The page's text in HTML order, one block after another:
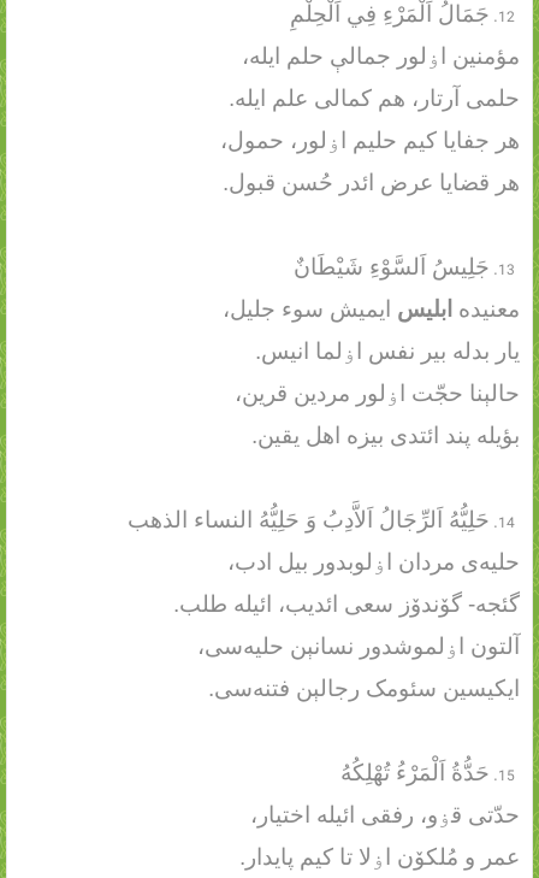
جَمَالُ اَلْمَرْءِ فِي اَلْحِلْمِ
مؤمنین اۏلور جمالې حلم ایله،
حلمی آرتار، هم کمالی علم ایله.
هر جفایا کیم حلیم اۏلور، حمول،
هر قضایا عرض ائدر حُسن قبول.
جَلِيسُ اَلسَّوْءِ شَيْطَانٌ
معنیده ابلیس ایمیش سوء جلیل،
یار بدله بیر نفس اۏلما انیس.
حالېنا حجّت اۏلور مردین قرین،
بؤیله پند ائتدی بیزه اهل یقین.
حَلِيُّهُ اَلرِّجَالُ اَلاَّدِبُ وَ حَلِيُّهُ النساء الذهب
حلیه‌ی مردان اۏلوبدور بیل ادب،
گئجه- گۆندۆز سعی ائدیب، ائیله طلب.
آلتون اۏلموشدور نسانېن حلیه‌سی،
ایکیسین سئومک رجالېن فتنه‌سی.
حَدُّةُ اَلْمَرْءُ تُهْلِكُهُ
حدّتی قۏو، رفقی ائیله اختیار،
عمر و مُلکۆن اۏلا تا کیم پایدار.